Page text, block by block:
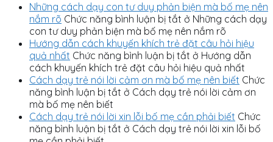
Những cách dạy con tư duy phản biện mà bố mẹ nên
nắm rõ Chức năng bình luận bị tắt ở Những cách dạy
con tư duy phản biện mà bố mẹ nên nắm rõ
Hướng dẫn cách khuyến khích trẻ đặt câu hỏi hiệu
quả nhất Chức năng bình luận bị tắt ở Hướng dẫn
cách khuyến khích trẻ đặt câu hỏi hiệu quả nhất
Cách dạy trẻ nói lời cảm ơn mà bố mẹ nên biết Chức
năng bình luận bị tắt ở Cách dạy trẻ nói lời cảm ơn
mà bố mẹ nên biết
Cách dạy trẻ nói lời xin lỗi bố mẹ cần phải biết Chức
năng bình luận bị tắt ở Cách dạy trẻ nói lời xin lỗi bố